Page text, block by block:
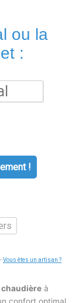
ou la
:
!
-Vous êtes un artisan ?
chaudière à
confort optimal